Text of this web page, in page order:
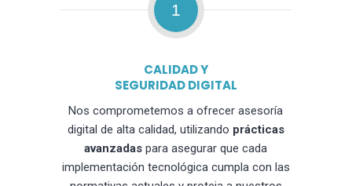
1
CALIDAD Y
SEGURIDAD DIGITAL
Nos comprometemos a ofrecer asesoría
digital de alta calidad, utilizando prácticas
avanzadas para asegurar que cada
implementación tecnológica cumpla con las